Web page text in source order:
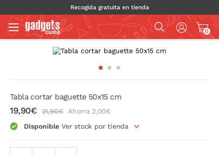
Recogida gratuita en tienda
0
Tabla cortar baguette 50x15 cm
19,90€ 21,90€
Ahorra 2,00€
Disponible Ver stock por tienda